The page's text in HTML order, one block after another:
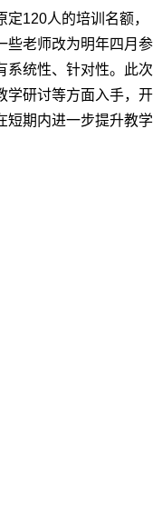
120人的培训名额，
些老师改为明年四月参
系统性、针对性。此次
学研讨等方面入手，开
短期内进一步提升教学